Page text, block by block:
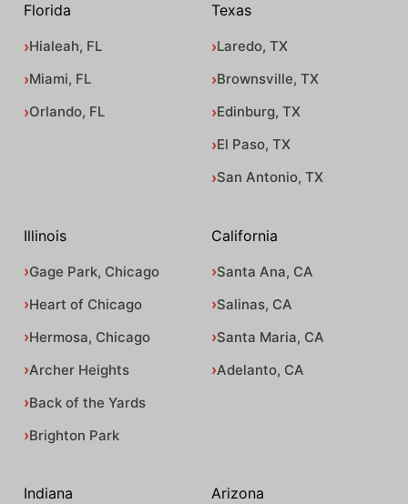
Florida
Hialeah, FL
Miami, FL
Orlando, FL
Texas
Laredo, TX
Brownsville, TX
Edinburg, TX
El Paso, TX
San Antonio, TX
Illinois
Gage Park, Chicago
Heart of Chicago
Hermosa, Chicago
Archer Heights
Back of the Yards
Brighton Park
California
Santa Ana, CA
Salinas, CA
Santa Maria, CA
Adelanto, CA
Indiana Arizona